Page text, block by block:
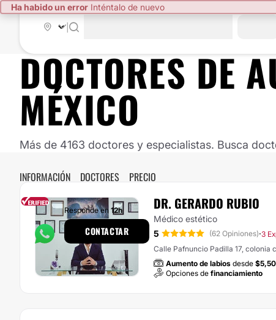
DOCTORES DE
MÉXICO
Más de 4163 doctores y especialistas. Busca
INFORMACIÓN DOCTORES PRECIO
DR. GERARDO RUBIO
Médico estético
5
(62 Opiniones)·3
Calle Pafnuncio Padilla 17, colonia
Aumento de labios desde
Opciones de financiamiento
Responde en 12h
CONTACTAR